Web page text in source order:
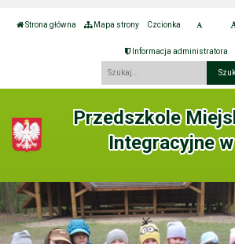
Strona główna Mapa strony Czcionka
Informacja administratora
Przedszkole
Integracyjne